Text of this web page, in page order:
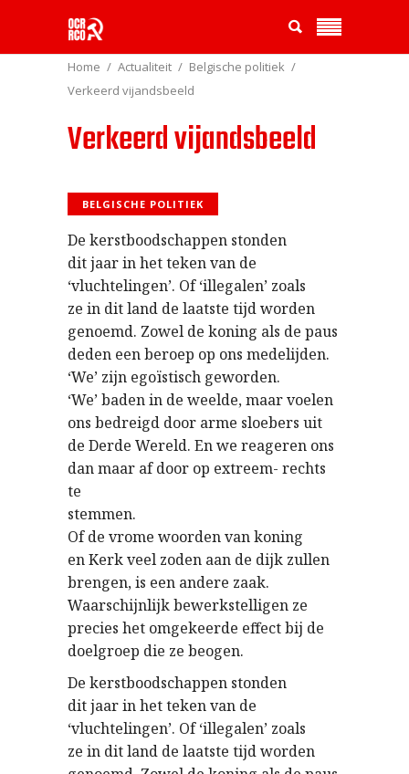
Home Actualiteit
Belgische politiek
Verkeerd vijandsbeeld
Verkeerd vijandsbeeld
BELGISCHE POLITIEK
De kerstboodschappen stonden
dit jaar in het teken van de
‘vluchtelingen’. Of ‘illegalen’ zoals
ze in dit land de laatste tijd worden
genoemd. Zowel de koning als de paus
deden een beroep op ons medelijden.
‘We’ zijn egoïstisch geworden.
‘We’ baden in de weelde, maar voelen
ons bedreigd door arme sloebers uit
de Derde Wereld. En we reageren ons
dan maar af door op extreem- rechts
te
stemmen.
Of de vrome woorden van koning
en Kerk veel zoden aan de dijk zullen
brengen, is een andere zaak.
Waarschijnlijk bewerkstelligen ze
precies het omgekeerde effect bij de
doelgroep die ze beogen.
De kerstboodschappen stonden
dit jaar in het teken van de
‘vluchtelingen’. Of ‘illegalen’ zoals
ze in dit land de laatste tijd worden